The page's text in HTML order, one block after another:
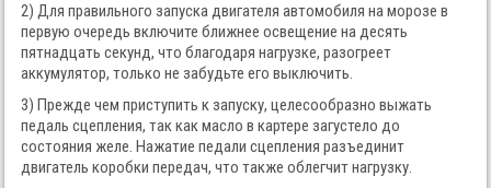
2) Для правильного запуска двигателя автомобиля на морозе в
первую очередь включите ближнее освещение на десять
пятнадцать секунд, что благодаря нагрузке, разогреет
аккумулятор, только не забудьте его выключить.
3) Прежде чем приступить к запуску, целесообразно выжать
педаль сцепления, так как масло в картере загустело до
состояния желе. Нажатие педали сцепления разъединит
двигатель коробки передач, что также облегчит нагрузку.